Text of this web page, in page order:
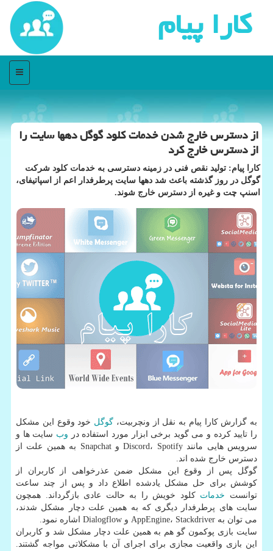
كارا پیام
منو
از دسترس خارج شدن خدمات كلود گوگل دهها سایت را
از دسترس خارج كرد
كارا پیام: تولید نقص فنی در زمینه دسترسی به خدمات كلود شركت
گوگل در روز گذشته باعث شد دهها سایت پرطرفدار اعم از اسپاتیفای،
اسنپ چت و غیره از دسترس خارج شوند.
به گزارش كارا پیام به نقل از ونچربیت، گوگل خود وقوع این مشكل
را تایید كرده و می گوید برخی ابزار مورد استفاده در وب سایت ها و
سرویس هایی مانند Discord، Spotify و Snapchat به همین علت از
دسترس خارج شده اند.
گوگل پس از وقوع این مشكل ضمن عذرخواهی از كاربران از
كوشش برای حل مشكل یادشده اطلاع داد و پس از چند ساعت
توانست خدمات كلود خویش را به حالت عادی بازگرداند. همچون
سایت های پرطرفدار دیگری كه به همین علت دچار مشكل شدند،
می توان به AppEngine، Stackdriver و Dialogflow اشاره نمود.
سایت بازی پوكمون گو هم به همین علت دچار مشكل شد و كاربران
این بازی واقعیت مجازی برای اجرای آن با مشكلاتی مواجه گشتند.